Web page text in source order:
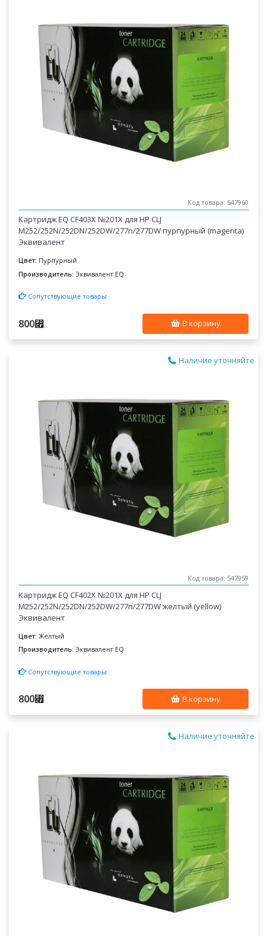
Код товара: 547960
Картридж EQ CF403X №201X для HP CLJ
M252/252N/252DN/252DW/277n/277DW пурпурный (magenta)
Эквивалент
Цвет: Пурпурный
Производитель: Эквивалент EQ
Сопутствующие товары
800⃏ В корзину
Наличие уточняйте
Код товара: 547959
Картридж EQ CF402X №201X для HP CLJ
M252/252N/252DN/252DW/277n/277DW желтый (yellow)
Эквивалент
Цвет: Желтый
Производитель: Эквивалент EQ
Сопутствующие товары
800⃏ В корзину
Наличие уточняйте